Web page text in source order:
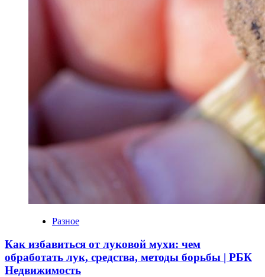
Разное
Как избавиться от луковой мухи: чем
обработать лук, средства, методы борьбы | РБК
Недвижимость